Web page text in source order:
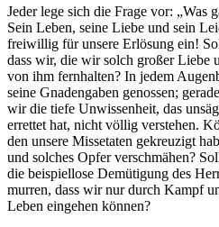
Jeder lege sich die Frage vor: „Was
Sein Leben, seine Liebe und sein
freiwillig für unsere Erlösung ein!
dass wir, die wir solch großer Liebe
von ihm fernhalten? In jedem
seine Gnadengaben genossen;
wir die tiefe Unwissenheit, das
errettet hat, nicht völlig verstehen.
den unsere Missetaten gekreuzigt
und solches Opfer verschmähen?
die beispiellose Demütigung des
murren, dass wir nur durch Kampf
Leben eingehen können?